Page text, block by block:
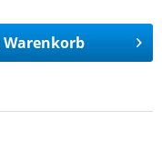
Warenkorb